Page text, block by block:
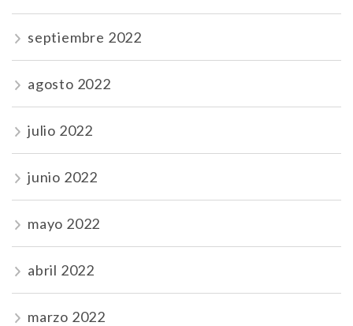
septiembre 2022
agosto 2022
julio 2022
junio 2022
mayo 2022
abril 2022
marzo 2022